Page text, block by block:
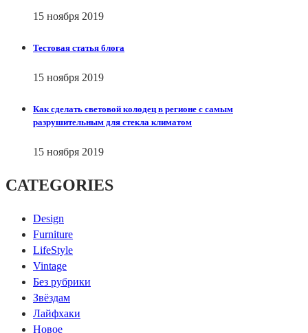
15 ноября 2019
Тестовая статья блога
15 ноября 2019
Как сделать световой колодец в регионе с самым
разрушительным для стекла климатом
15 ноября 2019
CATEGORIES
Design
Furniture
LifeStyle
Vintage
Без рубрики
Звёздам
Лайфхаки
Новое